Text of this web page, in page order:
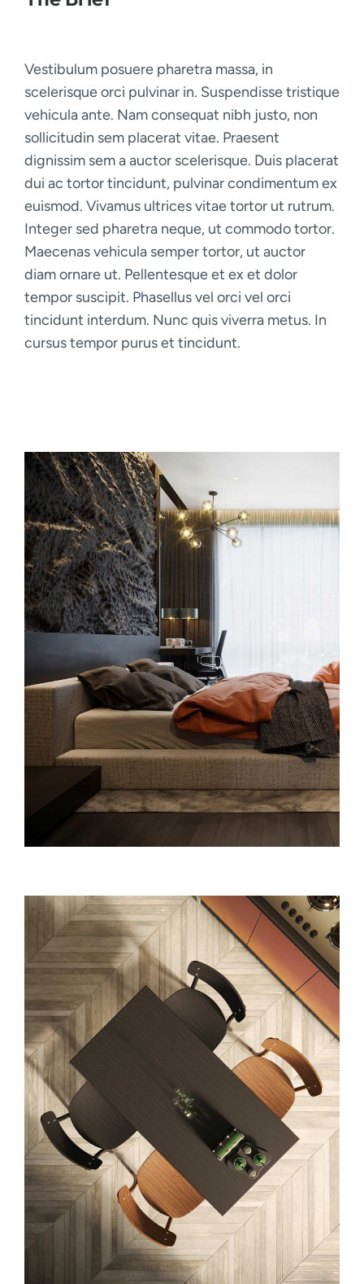
Vestibulum posuere pharetra massa, in
scelerisque orci pulvinar in. Suspendisse tristique
vehicula ante. Nam consequat nibh justo, non
sollicitudin sem placerat vitae. Praesent
dignissim sem a auctor scelerisque. Duis placerat
dui ac tortor tincidunt, pulvinar condimentum ex
euismod. Vivamus ultrices vitae tortor ut rutrum.
Integer sed pharetra neque, ut commodo tortor.
Maecenas vehicula semper tortor, ut auctor
diam ornare ut. Pellentesque et ex et dolor
tempor suscipit. Phasellus vel orci vel orci
tincidunt interdum. Nunc quis viverra metus. In
cursus tempor purus et tincidunt.